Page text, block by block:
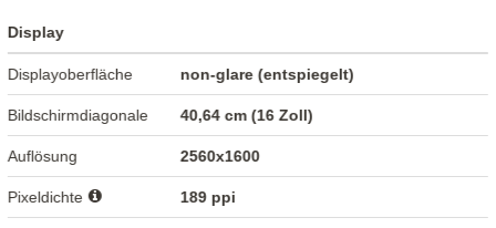
Display
Displayoberfläche non-glare (entspiegelt)
Bildschirmdiagonale 40,64 cm (16 Zoll)
Auflösung 2560x1600
Pixeldichte 189 ppi